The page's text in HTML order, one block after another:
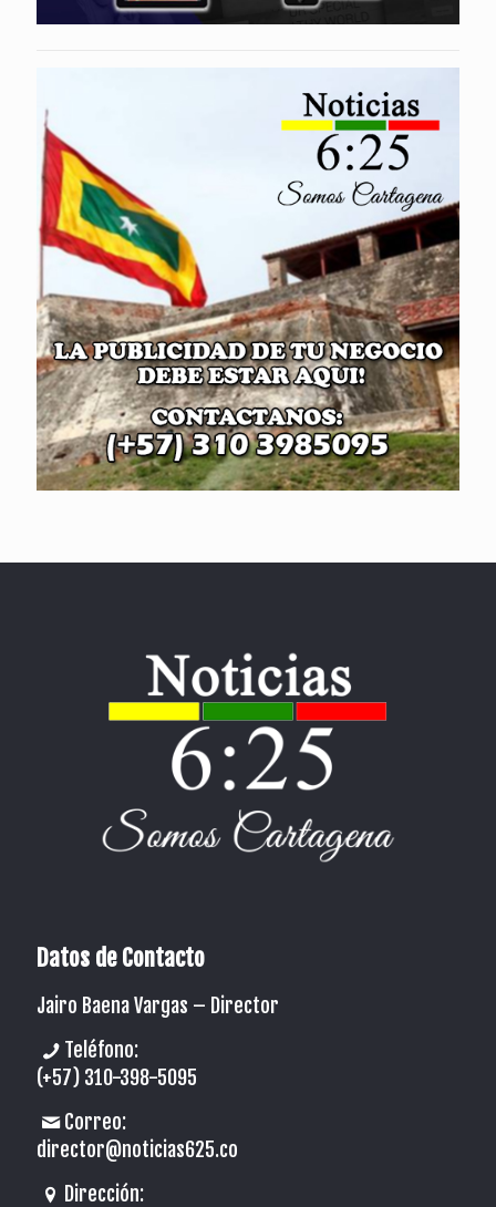
Datos de Contacto
Jairo Baena Vargas – Director
Teléfono:
(+57) 310-398-5095
Correo:
director@noticias625.co
Dirección: